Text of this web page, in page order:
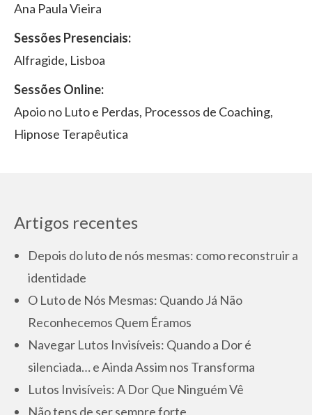
Ana Paula Vieira
Sessões Presenciais:
Alfragide, Lisboa
Sessões Online:
Apoio no Luto e Perdas, Processos de Coaching,
Hipnose Terapêutica
Artigos recentes
Depois do luto de nós mesmas: como reconstruir a
identidade
O Luto de Nós Mesmas: Quando Já Não
Reconhecemos Quem Éramos
Navegar Lutos Invisíveis: Quando a Dor é
silenciada… e Ainda Assim nos Transforma
Lutos Invisíveis: A Dor Que Ninguém Vê
Não tens de ser sempre forte